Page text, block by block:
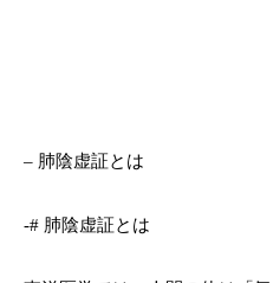
– 肺陰虚証とは
-# 肺陰虚証とは